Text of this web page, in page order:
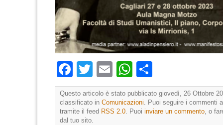
Facebook
TwitterEmailWhatsApp
Questo articolo è stato pubblicato giovedì, 26 Ottobre
classificato in Comunicazioni. Puoi seguire i commenti
tramite il feed RSS 2.0. Puoi inviare un commento, o
dal tuo sito.